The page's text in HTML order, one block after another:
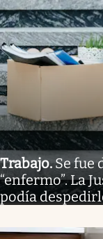
Trabajo.Se fue
“enfermo”. La
podía